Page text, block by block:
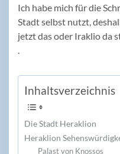
Ich habe mich für die
Stadt selbst nutzt,
jetzt das oder Iraklio da
.
Inhaltsverzeichnis
Die Stadt Heraklion
Heraklion
Palast von Knossos